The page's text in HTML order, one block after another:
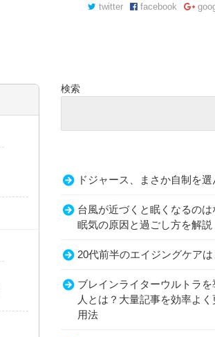
twitter facebook
検索
ドジャース、まさか自制を選
台風が近づくと眠くなるのは
眠気の原因と過ごし方を解説
20代前半のエイジングケアは
ブレインライターウルトラを
人とは？大量記事を効率よ
用法